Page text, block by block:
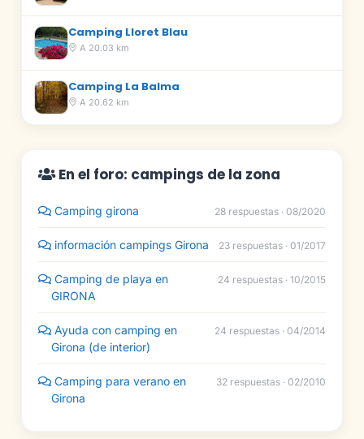
Camping Lloret Blau
A 20.03 km
Camping La Balma
A 20.62 km
En el foro: campings de la zona
Camping girona 28 respuestas · 08/2020
información campings Girona 23 respuestas · 01/2017
Camping de playa en
GIRONA
24 respuestas · 10/2015
Ayuda con camping en
Girona (de interior)
24 respuestas · 04/2014
Camping para verano en
Girona
32 respuestas · 02/2010